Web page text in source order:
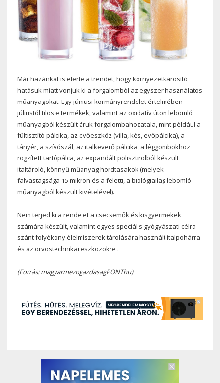
Már hazánkat is elérte a trendet, hogy környezetkárosító
hatásuk miatt vonjuk ki a forgalomból az egyszer használatos
műanyagokat. Egy júniusi kormányrendelet értelmében
júliustól tilos e termékek, valamint az oxidatív úton lebomló
műanyagból készült áruk forgalombahozatala, mint például a
fültisztító pálcika, az evőeszköz (villa, kés, evőpálcika), a
tányér, a szívószál, az italkeverő pálcika, a léggömbökhöz
rögzített tartópálca, az expandált polisztirolból készült
italtároló, könnyű műanyag hordtasakok (melyek
falvastagsága 15 mikron és a feletti, a biológiailag lebomló
műanyagból készült kivételével).
Nem terjed ki a rendelet a csecsemők és kisgyermekek
számára készült, valamint egyes speciális gyógyászati ​​célra
szánt folyékony élelmiszerek tárolására használt italpohárra
és az orvostechnikai eszközökre .
(Forrás: magyarmezogazdasagPONThu)